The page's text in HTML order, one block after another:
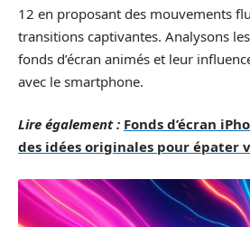
12 en proposant des mouvements
transitions captivantes. Analysons
fonds d’écran animés et leur
avec le smartphone.
Lire également : Fonds d’écran
des idées originales pour épater